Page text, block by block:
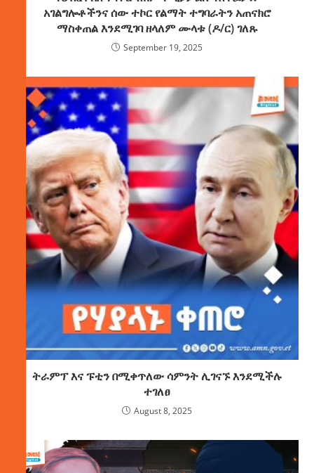
አገልግሎቶችንና ሰው ተኮር የልማት ተግባራትን አጠናክሮ
ማስቀጠል እንደሚገባ ዘላለም ሙላቱ (ዶ/ር) ገለጹ
September 19, 2025
ትራምፕ እና ፑቲን በሚቀጥለው ሳምንት ሊገናኙ እንደሚችሉ
ተገለፀ
August 8, 2025